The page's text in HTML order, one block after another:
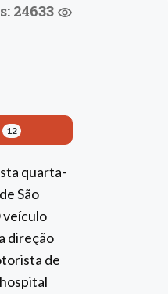
24633
12
quarta-
São
veículo
direção
de